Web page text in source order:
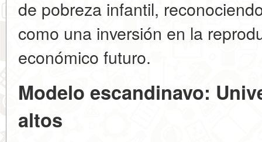
de pobreza infantil,
como una inversión en la
económico futuro.
Modelo escandinavo:
altos